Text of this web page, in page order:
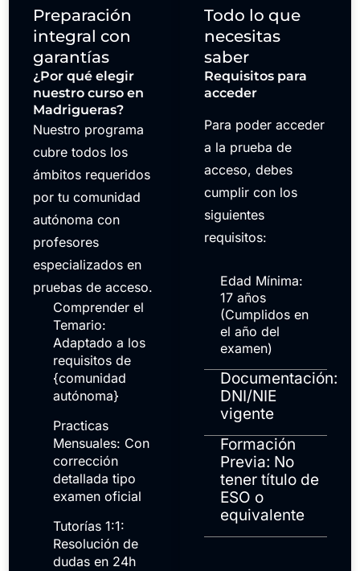
Preparación
integral con
garantías
¿Por qué elegir
nuestro curso en
Madrigueras?
Nuestro programa
cubre todos los
ámbitos requeridos
por tu comunidad
autónoma con
profesores
especializados en
pruebas de acceso.
Comprender el
Temario:
Adaptado a los
requisitos de
{comunidad
autónoma}
Practicas
Mensuales: Con
corrección
detallada tipo
examen oficial
Tutorías 1:1:
Resolución de
dudas en 24h
Todo lo que
necesitas
saber
Requisitos para
acceder
Para poder acceder
a la prueba de
acceso, debes
cumplir con los
siguientes
requisitos:
Edad Mínima:
17 años
(Cumplidos en
el año del
examen)
Documentación:
DNI/NIE
vigente
Formación
Previa: No
tener título de
ESO o
equivalente